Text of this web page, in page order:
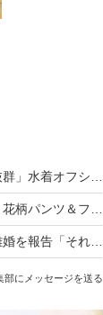
部にメッセージを送る